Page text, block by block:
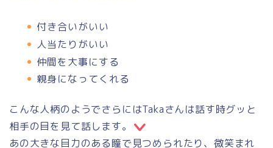
付き合いがいい
人当たりがいい
仲間を大事にする
親身になってくれる
こんな人柄のようでさらにはTakaさんは話す時グッと
相手の目を見て話します。
あの大きな目力のある瞳で見つめられたり、微笑まれ